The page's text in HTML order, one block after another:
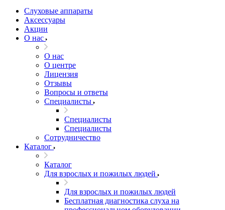
Слуховые аппараты
Аксессуары
Акции
О нас
О нас
О центре
Лицензия
Отзывы
Вопросы и ответы
Специалисты
Специалисты
Специалисты
Сотрудничество
Каталог
Каталог
Для взрослых и пожилых людей
Для взрослых и пожилых людей
Бесплатная диагностика слуха на